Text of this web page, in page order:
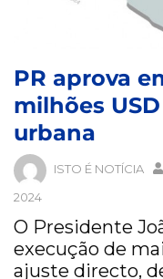
PR aprova
milhões
urbana
ISTO É NOTÍCIA
2024
O Presidente
execução de
ajuste directo,